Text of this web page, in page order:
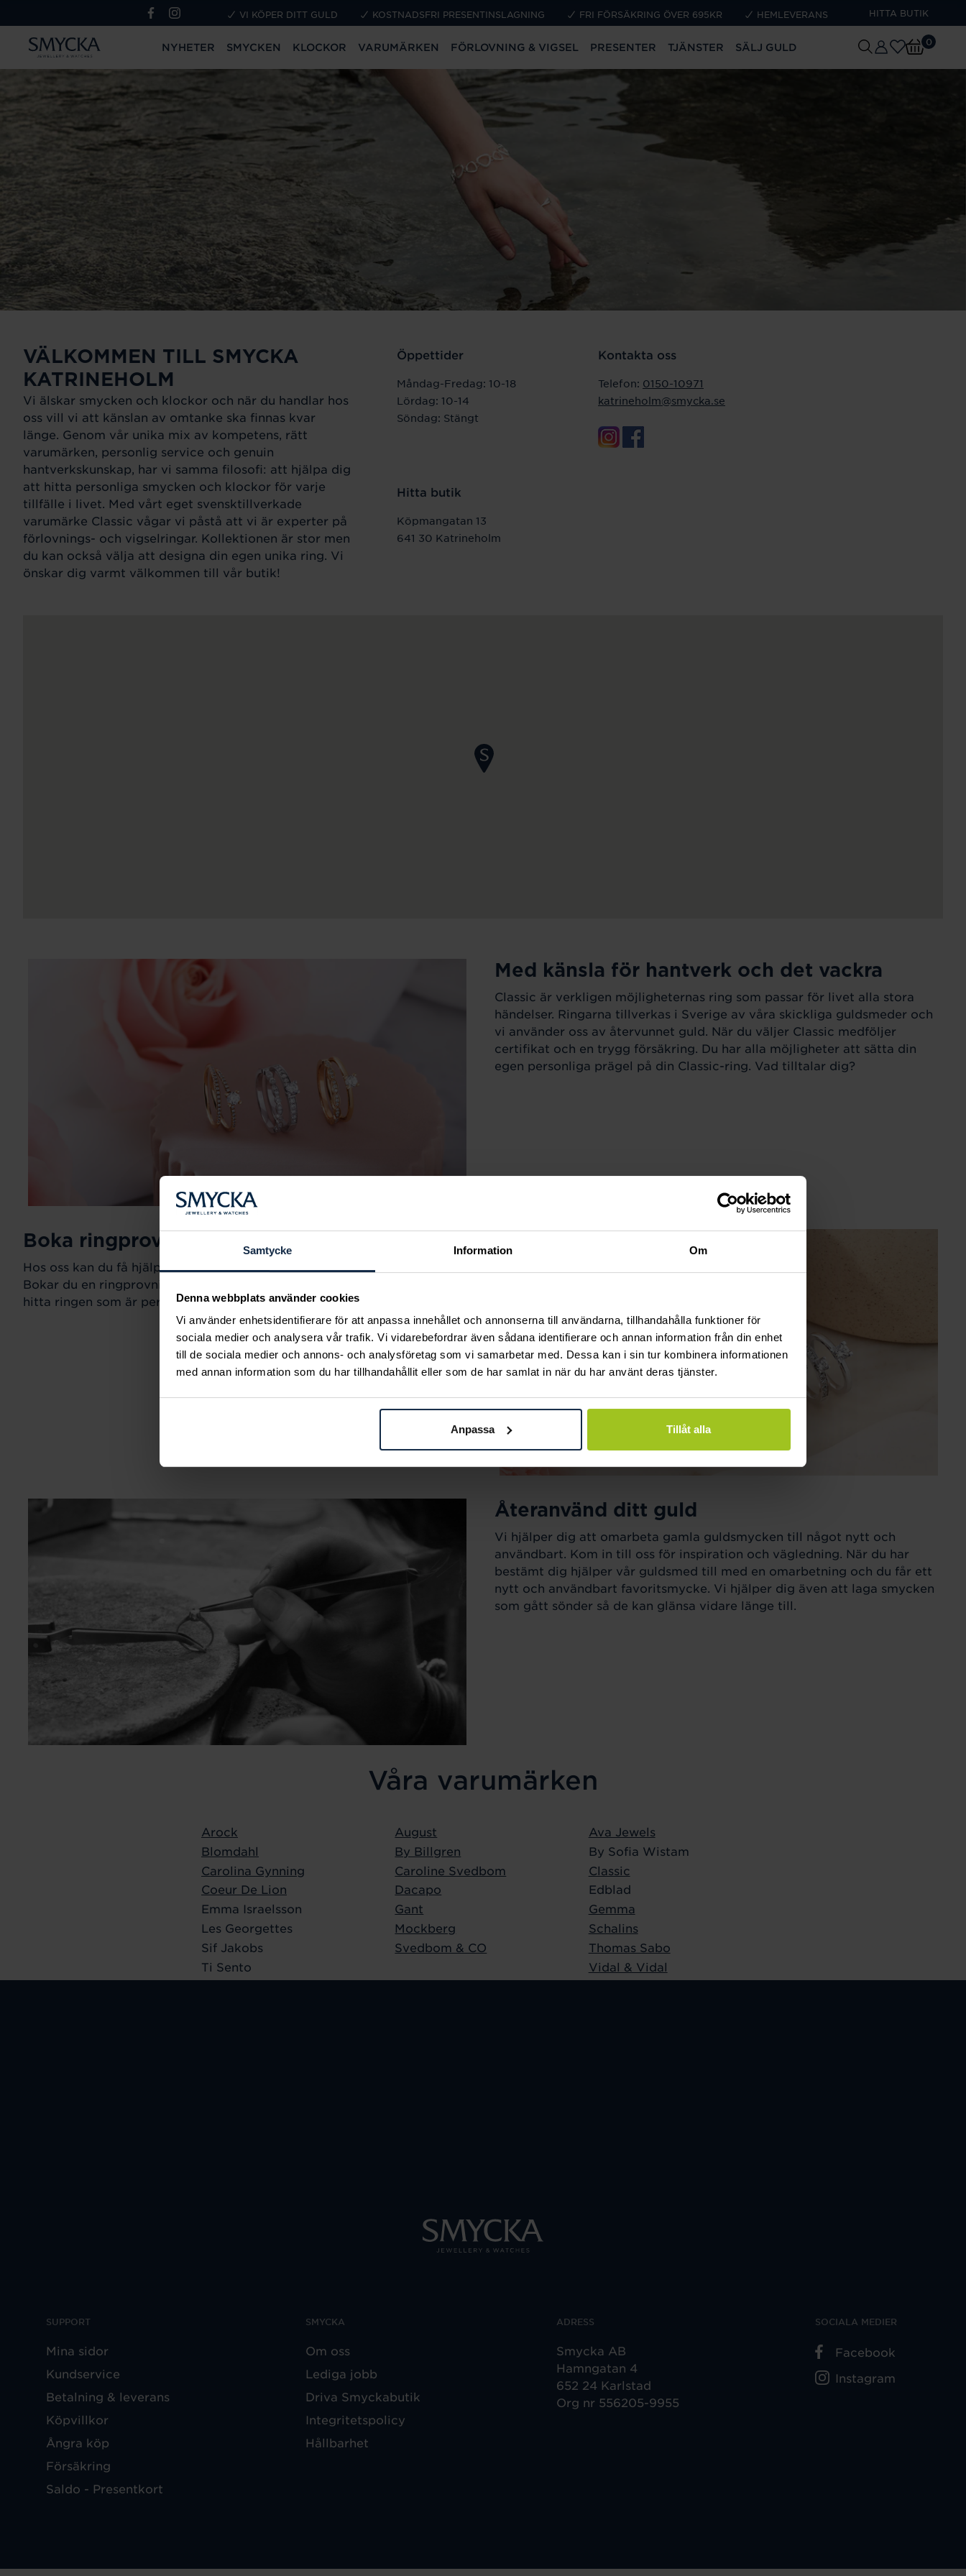
Samtycke Information Om
Denna webbplats använder cookies
Vi använder enhetsidentifierare för att anpassa innehållet och annonserna till användarna, tillhandahålla funktioner för
sociala medier och analysera vår trafik. Vi vidarebefordrar även sådana identifierare och annan information från din enhet
till de sociala medier och annons- och analysföretag som vi samarbetar med. Dessa kan i sin tur kombinera informationen
med annan information som du har tillhandahållit eller som de har samlat in när du har använt deras tjänster.
Anpassa Tillåt alla
VI KÖPER DITT GULD KOSTNADSFRI PRESENTINSLAGNING FRI FÖRSÄKRING ÖVER 695KR HEMLEVERANS HITTA BUTIK
NYHETER SMYCKEN KLOCKOR VARUMÄRKEN FÖRLOVNING & VIGSEL PRESENTER TJÄNSTER SÄLJ GULD 0
VÄLKOMMEN TILL SMYCKA
KATRINEHOLM
Vi älskar smycken och klockor och när du handlar hos
oss vill vi att känslan av omtanke ska finnas kvar
länge. Genom vår unika mix av kompetens, rätt
varumärken, personlig service och genuin
hantverkskunskap, har vi samma filosofi: att hjälpa dig
att hitta personliga smycken och klockor för varje
tillfälle i livet. Med vårt eget svensktillverkade
varumärke Classic vågar vi påstå att vi är experter på
förlovnings- och vigselringar. Kollektionen är stor men
du kan också välja att designa din egen unika ring. Vi
önskar dig varmt välkommen till vår butik!
Öppettider
Måndag-Fredag: 10-18
Lördag: 10-14
Söndag: Stängt
Kontakta oss
Telefon: 0150-10971
katrineholm@smycka.se
Hitta butik
Köpmangatan 13
641 30 Katrineholm
Med känsla för hantverk och det vackra
Classic är verkligen möjligheternas ring som passar för livet alla stora
händelser. Ringarna tillverkas i Sverige av våra skickliga guldsmeder och
vi använder oss av återvunnet guld. När du väljer Classic medföljer
certifikat och en trygg försäkring. Du har alla möjligheter att sätta din
egen personliga prägel på din Classic-ring. Vad tilltalar dig?
Boka ringprovning
Hos oss kan du få hjälp att hitta just din drömring för varje tillfälle i livet.
Bokar du en ringprovning går vi gemensamt igenom sortimentet för att
hitta ringen som är perfekt för just din stil och smak.
Återanvänd ditt guld
Vi hjälper dig att omarbeta gamla guldsmycken till något nytt och
användbart. Kom in till oss för inspiration och vägledning. När du har
bestämt dig hjälper vår guldsmed till med en omarbetning och du får ett
nytt och användbart favoritsmycke. Vi hjälper dig även att laga smycken
som gått sönder så de kan glänsa vidare länge till.
Våra varumärken
Arock August
Ava Jewels
Blomdahl
By Billgren
By Sofia Wistam
Carolina Gynning
Caroline Svedbom
Classic
Coeur De Lion
Dacapo
Edblad
Emma Israelsson
Gant
Gemma
Les Georgettes
Mockberg
Schalins
Sif Jakobs
Svedbom & CO
Thomas Sabo
Ti Sento
Vidal & Vidal
SUPPORT
Mina sidor
Kundservice
Betalning & leverans
Köpvillkor
Ångra köp
Försäkring
Saldo - Presentkort
SMYCKA
Om oss
Lediga jobb
Driva Smyckabutik
Integritetspolicy
Hållbarhet
ADRESS
Smycka AB
Hamngatan 4
652 24 Karlstad
Org nr 556205-9955
SOCIALA MEDIER
Facebook
Instagram